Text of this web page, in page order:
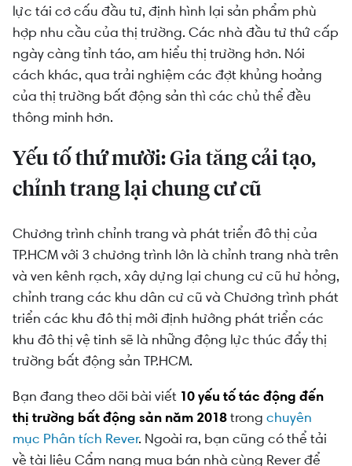
lực tái cơ cấu đầu tư, định hình lại sản phẩm phù
hợp nhu cầu của thị trường. Các nhà đầu tư thứ cấp
ngày càng tỉnh táo, am hiểu thị trường hơn. Nói
cách khác, qua trải nghiệm các đợt khủng hoảng
của thị trường bất động sản thì các chủ thể đều
thông minh hơn.
Yếu tố thứmười: Gia tăng cải tạo,
chỉnh trang lại chung cư cũ
Chương trình chỉnh trang và phát triển đô thị của
TP.HCM với 3 chương trình lớn là chỉnh trang nhà trên
và ven kênh rạch, xây dựng lại chung cư cũ hư hỏng,
chỉnh trang các khu dân cư cũ và Chương trình phát
triển các khu đô thị mới định hướng phát triển các
khu đô thị vệ tinh sẽ là những động lực thúc đẩy thị
trường bất động sản TP.HCM.
Bạn đang theo dõi bài viết 10 yếu tố tác động đến
thị trường bất động sản năm 2018trong chuyên
mục Phân tích Rever. Ngoài ra, bạn cũng có thể tải
về tài liệu Cẩm nang mua bán nhà cùng Rever để